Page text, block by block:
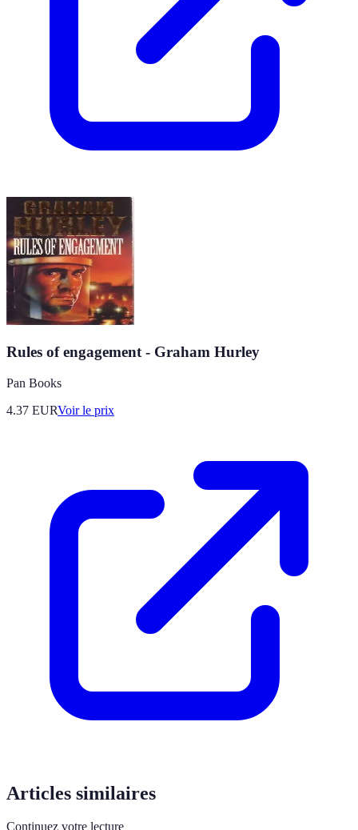
Rules of engagement - Graham Hurley
Pan Books
4.37 EURVoir le prix
Articles similaires
Continuez votre lecture